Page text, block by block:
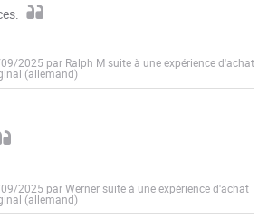
2025 par Ralph M suite à une expérience d'achat
(allemand)
2025 par Werner suite à une expérience d'achat
(allemand)